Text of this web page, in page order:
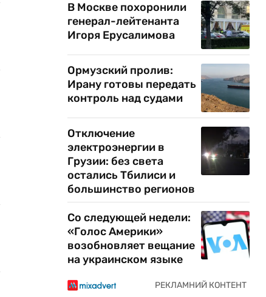
В Москве похоронили
генерал-лейтенанта
Игоря Ерусалимова
Ормузский пролив:
Ирану готовы передать
контроль над судами
Отключение
электроэнергии в
Грузии: без света
остались Тбилиси и
большинство регионов
Со следующей недели:
«Голос Америки»
возобновляет вещание
на украинском языке